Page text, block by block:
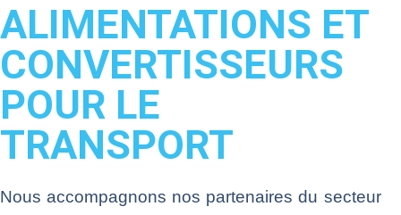
ALIMENTATIONS ET
CONVERTISSEURS
POUR LE
TRANSPORT
Nous accompagnons nos partenaires du secteur